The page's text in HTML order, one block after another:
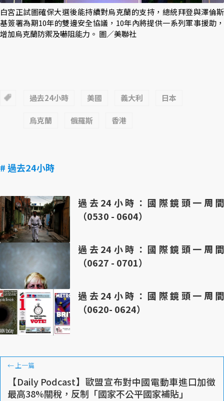
白宮正試圖確保大選後能持續對烏克蘭的支持，總統拜登與澤倫斯
基簽署為期10年的雙邊安全協議，10年內將提供一系列軍事援助，
增加烏克蘭防禦及嚇阻能力。 圖／美聯社
過去24小時 美國 義大利 日本
烏克蘭 俄羅斯 香港
# 過去24小時
過去24小時：國際鏡頭一周間
（0530 - 0604）
過去24小時：國際鏡頭一周間
（0627 - 0701）
過去24小時：國際鏡頭一周間
（0620- 0624）
←上一篇
【Daily Podcast】歐盟宣布對中國電動車進口加徵
最高38%關稅，反制「國家不公平國家補貼」